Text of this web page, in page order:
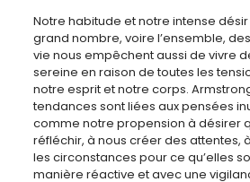
Notre habitude et notre intense
grand nombre, voire l’ensemble,
vie nous empêchent aussi de vivre
sereine en raison de toutes les
notre esprit et notre corps.
tendances sont liées aux pensées
comme notre propension à désirer
réfléchir, à nous créer des attentes,
les circonstances pour ce qu’elles
manière réactive et avec une